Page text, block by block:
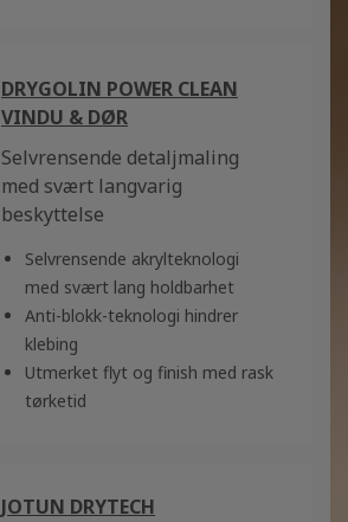
DRYGOLIN POWER CLEAN
VINDU & DØR
Selvrensende detaljmaling
med svært langvarig
beskyttelse
Selvrensende akrylteknologi
med svært lang holdbarhet
Anti-blokk-teknologi hindrer
klebing
Utmerket flyt og finish med rask
tørketid
JOTUN DRYTECH